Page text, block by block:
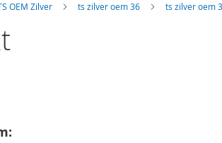
OEM Zilver ts zilver oem 36 ts zilver oem